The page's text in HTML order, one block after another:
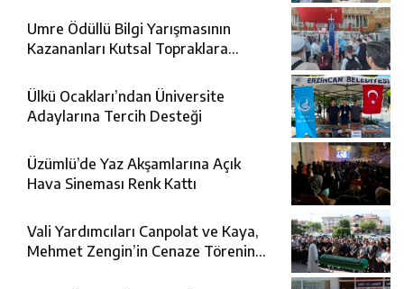
Umre Ödüllü Bilgi Yarışmasının
Kazananları Kutsal Topraklara
Ülkü Ocakları’ndan Üniversite
Adaylarına Tercih Desteği
Üzümlü’de Yaz Akşamlarına Açık
Hava Sineması Renk Kattı
Vali Yardımcıları Canpolat ve Kaya,
Mehmet Zengin’in Cenaze Törenine